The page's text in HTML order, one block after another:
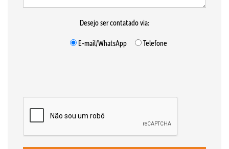
Desejo ser contatado via:
E-mail/WhatsApp
Telefone